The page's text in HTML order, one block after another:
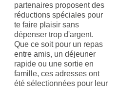
partenaires proposent des
réductions spéciales pour
te faire plaisir sans
dépenser trop d'argent.
Que ce soit pour un repas
entre amis, un déjeuner
rapide ou une sortie en
famille, ces adresses ont
été sélectionnées pour leur